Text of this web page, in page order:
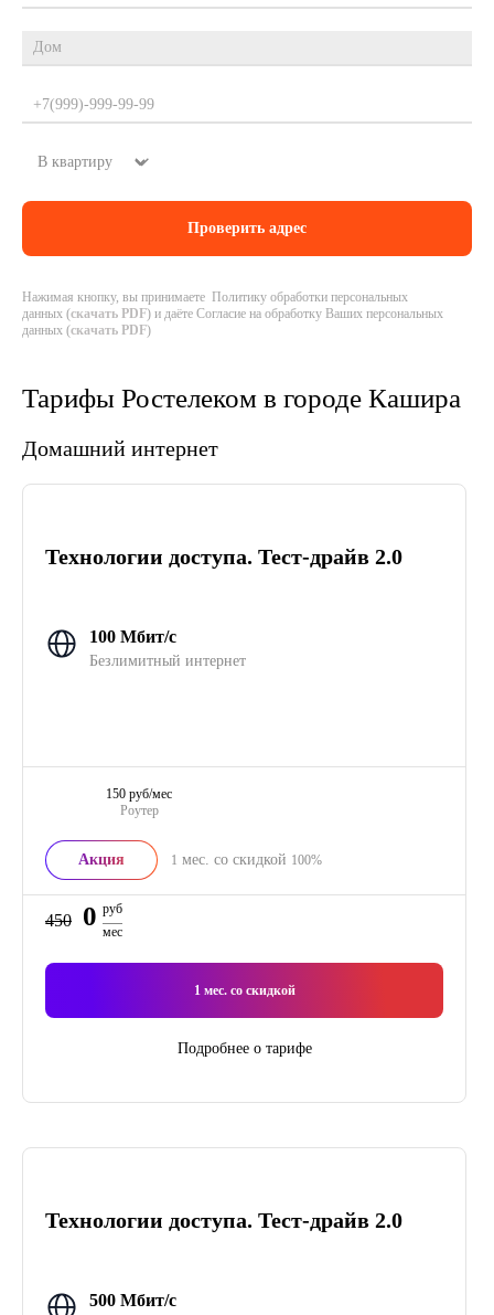
Нажимая кнопку, вы принимаете Политику обработки персональных
данных (скачать PDF) и даёте Согласие на обработку Ваших персональных
данных (скачать PDF)
Тарифы Ростелеком в городе Кашира
Домашний интернет
Технологии доступа. Тест-драйв 2.0
100 Мбит/с
Безлимитный интернет
Роутер
150 руб/мес
Акция 1 мес. со скидкой 100%
450 0 руб
мес
1мес. со скидкой
Подробнее о тарифе
Технологии доступа. Тест-драйв 2.0
500 Мбит/с